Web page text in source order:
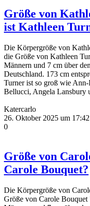
Größe von
ist Kathleen
Die Körpergröße von
die Größe von Kathleen
Männern und 7 cm über
Deutschland. 173 cm
Turner ist so groß wie
Bellucci, Angela Lansbury
Katercarlo
26. Oktober 2025 um 17:42
0
Größe von
Carole Bouquet?
Die Körpergröße von
Größe von Carole